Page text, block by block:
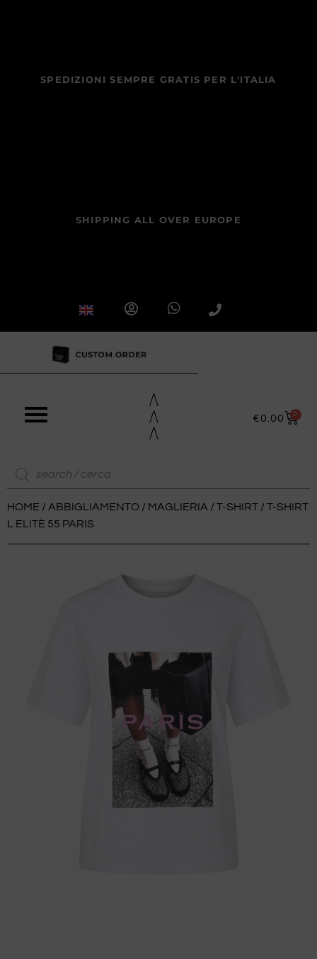
SPEDIZIONI SEMPRE GRATIS PER L'ITALIA
SHIPPING ALL OVER EUROPE
€0.00 0
HOME / ABBIGLIAMENTO / MAGLIERIA / T-SHIRT / T-SHIRT
L ELITÈ 55 PARIS